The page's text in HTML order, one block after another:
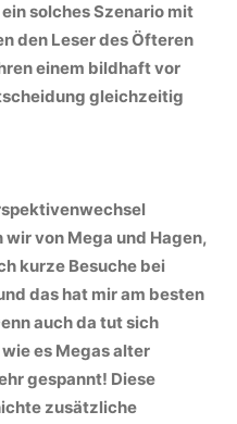
solches Szenario mit
den Leser des Öfteren
einem bildhaft vor
gleichzeitig
von Mega und Hagen,
kurze Besuche bei
das hat mir am besten
auch da tut sich
es Megas alter
gespannt! Diese
zusätzliche